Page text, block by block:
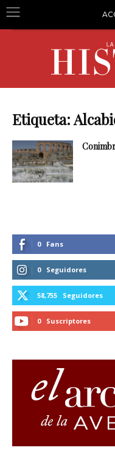
Etiqueta:
0 Fans
0 Seguidores
58,755 Seguidores
0 Suscriptores